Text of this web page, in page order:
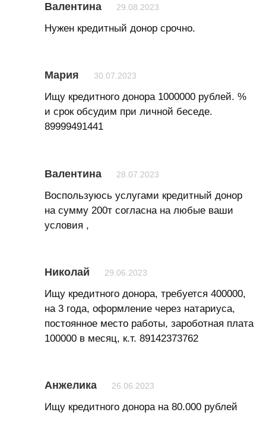
Валентина 29.08.2023
Нужен кредитный донор срочно.
Мария 30.07.2023
Ищу кредитного донора 1000000 рублей. %
и срок обсудим при личной беседе.
89999491441
Валентина 28.07.2023
Воспользуюсь услугами кредитный донор
на сумму 200т согласна на любые ваши
условия ,
Николай 29.06.2023
Ищу кредитного донора, требуется 400000,
на 3 года, оформление через натариуса,
постоянное место работы, зароботная плата
100000 в месяц, к.т. 89142373762
Анжелика 26.06.2023
Ищу кредитного донора на 80.000 рублей